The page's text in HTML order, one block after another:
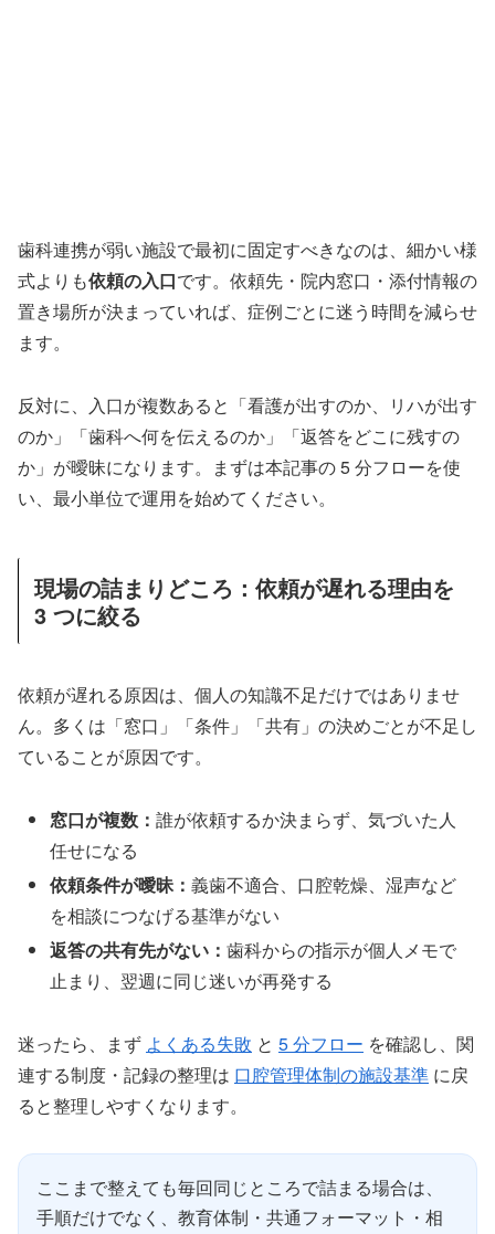
歯科連携が弱い施設で最初に固定すべきなのは、細かい様
式よりも依頼の入口です。依頼先・院内窓口・添付情報の
置き場所が決まっていれば、症例ごとに迷う時間を減らせ
ます。
反対に、入口が複数あると「看護が出すのか、リハが出す
のか」「歯科へ何を伝えるのか」「返答をどこに残すの
か」が曖昧になります。まずは本記事の 5 分フローを使
い、最小単位で運用を始めてください。
現場の詰まりどころ：依頼が遅れる理由を
3 つに絞る
依頼が遅れる原因は、個人の知識不足だけではありませ
ん。多くは「窓口」「条件」「共有」の決めごとが不足し
ていることが原因です。
窓口が複数：誰が依頼するか決まらず、気づいた人
任せになる
依頼条件が曖昧：義歯不適合、口腔乾燥、湿声など
を相談につなげる基準がない
返答の共有先がない：歯科からの指示が個人メモで
止まり、翌週に同じ迷いが再発する
迷ったら、まず よくある失敗 と 5 分フロー を確認し、関
連する制度・記録の整理は 口腔管理体制の施設基準 に戻
ると整理しやすくなります。
ここまで整えても毎回同じところで詰まる場合は、
手順だけでなく、教育体制・共通フォーマット・相